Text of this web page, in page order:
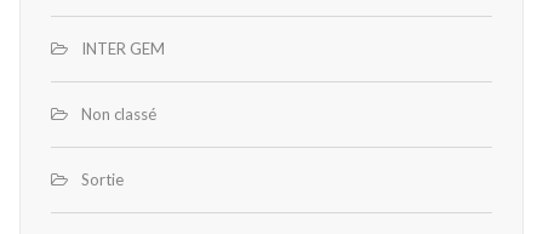
INTER GEM
Non classé
Sortie